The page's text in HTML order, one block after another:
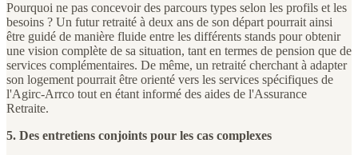
Pourquoi ne pas concevoir des parcours types selon les profils et les
besoins ? Un futur retraité à deux ans de son départ pourrait ainsi
être guidé de manière fluide entre les différents stands pour obtenir
une vision complète de sa situation, tant en termes de pension que de
services complémentaires. De même, un retraité cherchant à adapter
son logement pourrait être orienté vers les services spécifiques de
l'Agirc-Arrco tout en étant informé des aides de l'Assurance
Retraite.
5. Des entretiens conjoints pour les cas complexes